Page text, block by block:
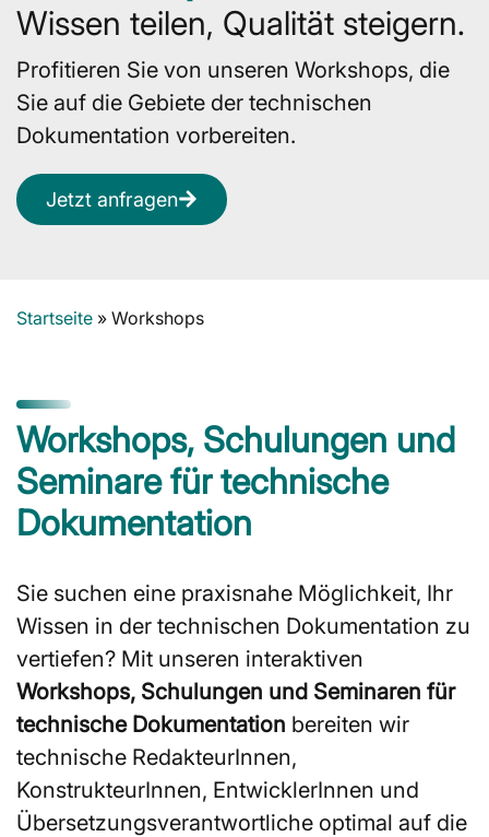
Wissen teilen, Qualität steigern.
Profitieren Sie von unseren Workshops, die
Sie auf die Gebiete der technischen
Dokumentation vorbereiten.
Jetzt anfragen
Startseite » Workshops
Workshops, Schulungen und
Seminare für technische
Dokumentation
Sie suchen eine praxisnahe Möglichkeit, Ihr
Wissen in der technischen Dokumentation zu
vertiefen? Mit unseren interaktiven
Workshops, Schulungen und Seminaren für
technische Dokumentation bereiten wir
technische RedakteurInnen,
KonstrukteurInnen, EntwicklerInnen und
Übersetzungsverantwortliche optimal auf die